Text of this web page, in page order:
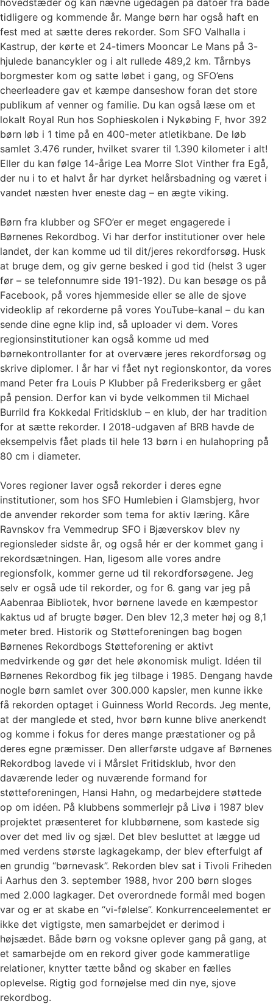
tidligere og kommende år. Mange børn har også haft en
fest med at sætte deres rekorder. Som SFO Valhalla i
Kastrup, der kørte et 24-timers Mooncar Le Mans på 3-
hjulede banancykler og i alt rullede 489,2 km. Tårnbys
borgmester kom og satte løbet i gang, og SFO’ens
cheerleadere gav et kæmpe danseshow foran det store
publikum af venner og familie. Du kan også læse om et
lokalt Royal Run hos Sophieskolen i Nykøbing F, hvor 392
børn løb i 1 time på en 400-meter atletikbane. De løb
samlet 3.476 runder, hvilket svarer til 1.390 kilometer i alt!
Eller du kan følge 14-årige Lea Morre Slot Vinther fra Egå,
der nu i to et halvt år har dyrket helårsbadning og været i
vandet næsten hver eneste dag – en ægte viking.
Børn fra klubber og SFO’er er meget engagerede i
Børnenes Rekordbog. Vi har derfor institutioner over hele
landet, der kan komme ud til dit/jeres rekordforsøg. Husk
at bruge dem, og giv gerne besked i god tid (helst 3 uger
før – se telefonnumre side 191-192). Du kan besøge os på
Facebook, på vores hjemmeside eller se alle de sjove
videoklip af rekorderne på vores YouTube-kanal – du kan
sende dine egne klip ind, så uploader vi dem. Vores
regionsinstitutioner kan også komme ud med
børnekontrollanter for at overvære jeres rekordforsøg og
skrive diplomer. I år har vi fået nyt regionskontor, da vores
mand Peter fra Louis P Klubber på Frederiksberg er gået
på pension. Derfor kan vi byde velkommen til Michael
Burrild fra Kokkedal Fritidsklub – en klub, der har tradition
for at sætte rekorder. I 2018-udgaven af BRB havde de
eksempelvis fået plads til hele 13 børn i en hulahopring på
80 cm i diameter.
Vores regioner laver også rekorder i deres egne
institutioner, som hos SFO Humlebien i Glamsbjerg, hvor
de anvender rekorder som tema for aktiv læring. Kåre
Ravnskov fra Vemmedrup SFO i Bjæverskov blev ny
regionsleder sidste år, og også hér er der kommet gang i
rekordsætningen. Han, ligesom alle vores andre
regionsfolk, kommer gerne ud til rekordforsøgene. Jeg
selv er også ude til rekorder, og for 6. gang var jeg på
Aabenraa Bibliotek, hvor børnene lavede en kæmpestor
kaktus ud af brugte bøger. Den blev 12,3 meter høj og 8,1
meter bred. Historik og Støtteforeningen bag bogen
Børnenes Rekordbogs Støtteforening er aktivt
medvirkende og gør det hele økonomisk muligt. Idéen til
Børnenes Rekordbog fik jeg tilbage i 1985. Dengang havde
nogle børn samlet over 300.000 kapsler, men kunne ikke
få rekorden optaget i Guinness World Records. Jeg mente,
at der manglede et sted, hvor børn kunne blive anerkendt
og komme i fokus for deres mange præstationer og på
deres egne præmisser. Den allerførste udgave af Børnenes
Rekordbog lavede vi i Mårslet Fritidsklub, hvor den
daværende leder og nuværende formand for
støtteforeningen, Hansi Hahn, og medarbejdere støttede
op om idéen. På klubbens sommerlejr på Livø i 1987 blev
projektet præsenteret for klubbørnene, som kastede sig
over det med liv og sjæl. Det blev besluttet at lægge ud
med verdens største lagkagekamp, der blev efterfulgt af
en grundig “børnevask”. Rekorden blev sat i Tivoli Friheden
i Aarhus den 3. september 1988, hvor 200 børn sloges
med 2.000 lagkager. Det overordnede formål med bogen
var og er at skabe en “vi-følelse”. Konkurrenceelementet er
ikke det vigtigste, men samarbejdet er derimod i
højsædet. Både børn og voksne oplever gang på gang, at
et samarbejde om en rekord giver gode kammeratlige
relationer, knytter tætte bånd og skaber en fælles
oplevelse. Rigtig god fornøjelse med din nye, sjove
rekordbog.